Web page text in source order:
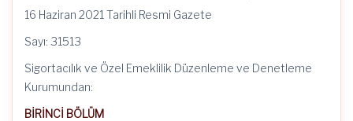
16 Haziran 2021 Tarihli Resmi Gazete
Sayı: 31513
Sigortacılık ve Özel Emeklilik Düzenleme ve Denetleme
Kurumundan:
BİRİNCİ BÖLÜM